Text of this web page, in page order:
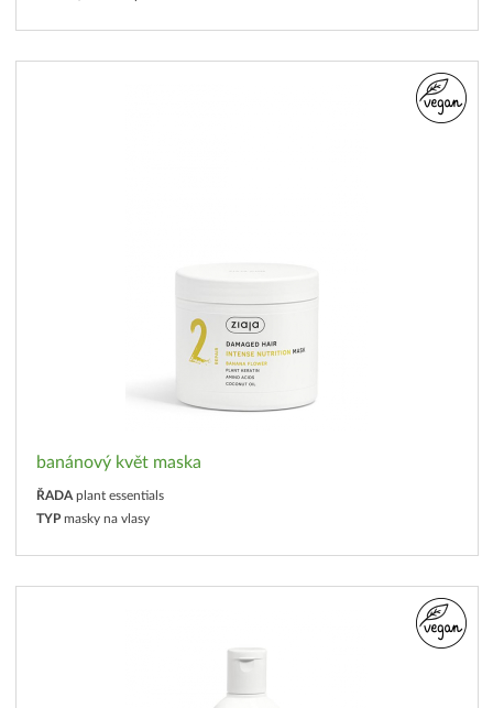
banánový květ maska
ŘADA plant essentials
TYP masky na vlasy